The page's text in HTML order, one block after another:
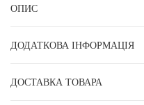
ОПИС
ДОДАТКОВА ІНФОРМАЦІЯ
ДОСТАВКА ТОВАРА